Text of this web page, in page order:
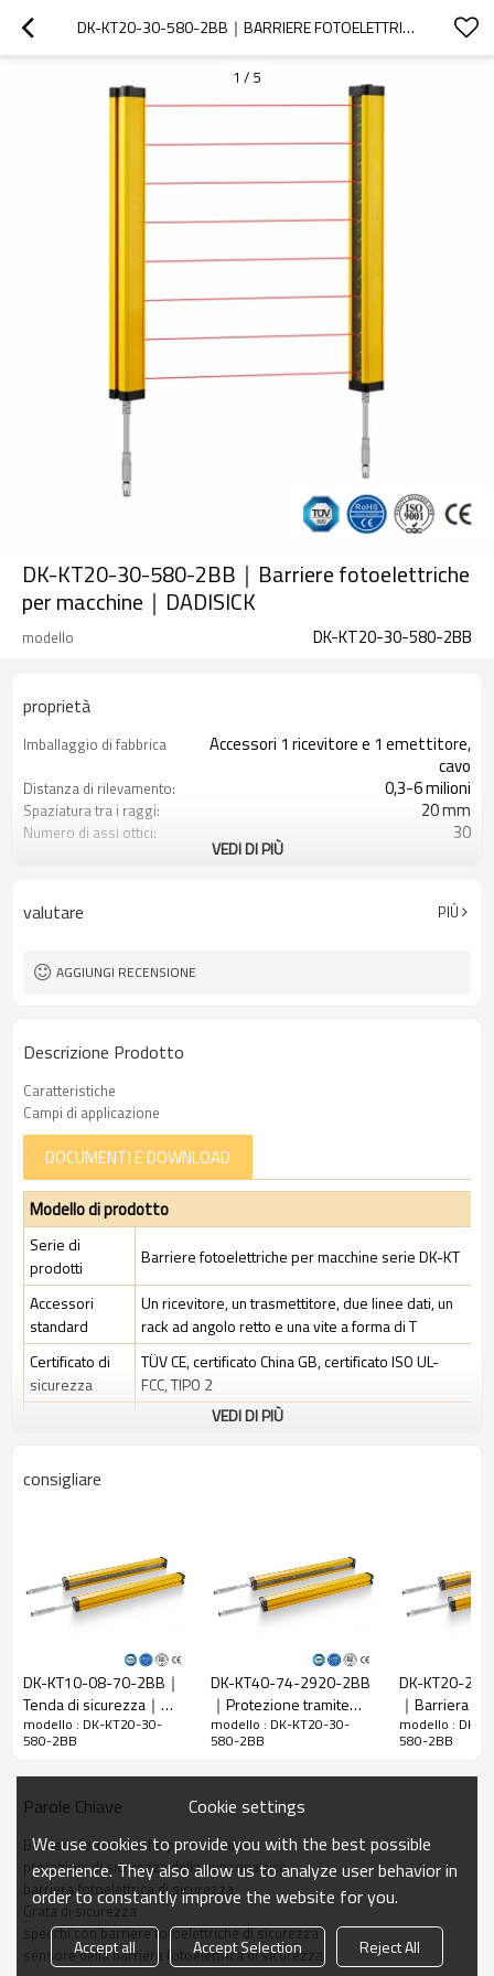
DK-KT20-30-580-2BB｜BARRIERE FOTOELETTRICHE PER MACCHINE｜DADISICK
1 / 5
DK-KT20-30-580-2BB｜Barriere fotoelettriche
per macchine｜DADISICK
modello DK-KT20-30-580-2BB
proprietà
Imballaggio di fabbrica
Accessori 1 ricevitore e 1 emettitore,
cavo
Distanza di rilevamento: 0,3-6 milioni
Spaziatura tra i raggi: 20 mm
Numero di assi ottici: 30
Spina di interfaccia Dotato di connettore M8
VEDI DI PIÙ
valutare PIÙ
AGGIUNGI RECENSIONE
Descrizione Prodotto
Caratteristiche
Campi di applicazione
DOCUMENTI E DOWNLOAD
Modello di prodotto
Serie di
prodotti
Barriere fotoelettriche per macchine serie DK-KT
Accessori
standard
Un ricevitore, un trasmettitore, due linee dati, un
rack ad angolo retto e una vite a forma di T
Certificato di
sicurezza
TÜV CE, certificato China GB, certificato ISO UL-
FCC, TIPO 2
Caratteristiche
Rileva la
precisione
28 mm
30
Raggio
d'azione
580 mm
prodotto
del ricevitore.
Distanza di
rilevamento
30-6000mm
Tempo di
risposta
≤15 ms
Dati meccanici
VEDI DI PIÙ
consigliare
DK-KT10-08-70-2BB｜
Tenda di sicurezza｜
DADISICK
modello : DK-KT20-30-
580-2BB
DK-KT40-74-2920-2BB
｜Protezione tramite
barriera fotoelettrica｜
DADISICK
modello : DK-KT20-30-
580-2BB
DK-KT20-
｜Barriera
infrarossi｜
modello : DK-
580-2BB
Parole Chiave
Barriere fotoelettriche per macchine
protezioni di sicurezza della punzonatrice
barriera fotoelettrica di sicurezza
Grata di sicurezza
specchi con barriere fotoelettriche di sicurezza
sensore della barriera fotoelettrica di sicurezza
Cookie settings
We use cookies to provide you with the best possible
experience. They also allow us to analyze user behavior in
order to constantly improve the website for you.
Accept all Accept Selection Reject All